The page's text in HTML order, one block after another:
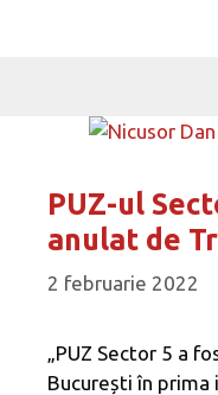
PUZ-ul
anulat de
2 februarie 2022
„PUZ Sector 5 a
București în